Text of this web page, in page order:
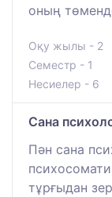
оның
Оқу жылы - 2
Семестр - 1
Несиелер - 6
Сана
Пән сана
тұрғыдан